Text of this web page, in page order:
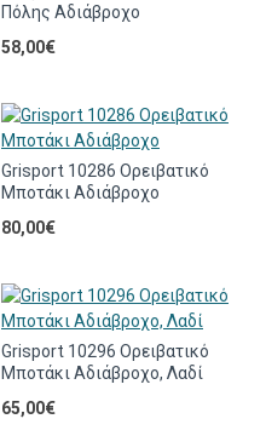
Πόλης Αδιάβροχο
58,00€
Grisport 10286 Ορειβατικό
Μποτάκι Αδιάβροχο
80,00€
Grisport 10296 Ορειβατικό
Μποτάκι Αδιάβροχο, Λαδί
65,00€